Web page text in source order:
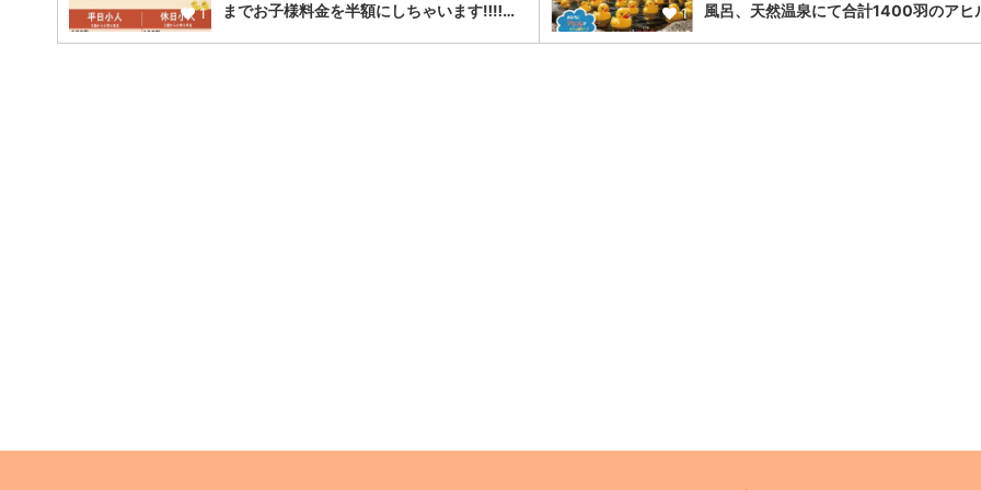
1 までお子様料金を半額にしちゃいます‼︎‼︎… 1 風呂、天然温泉にて合計1400羽のアヒ